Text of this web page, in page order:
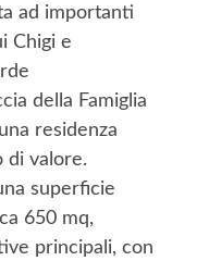
ad importanti
Chigi e
della Famiglia
residenza
di valore.
superficie
650 mq,
principali, con